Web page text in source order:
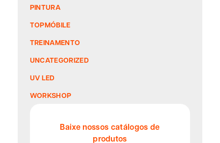
PINTURA
TOPMÓBILE
TREINAMENTO
UNCATEGORIZED
UV LED
WORKSHOP
Baixe nossos catálogos de
produtos